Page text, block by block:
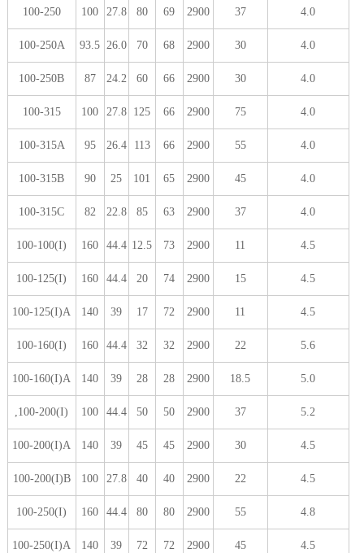
100-250 100 27.8 80 69 2900 37 4.0
100-250A 93.5 26.0 70 68 2900 30 4.0
100-250B 87 24.2 60 66 2900 30 4.0
100-315 100 27.8 125 66 2900 75 4.0
100-315A 95 26.4 113 66 2900 55 4.0
100-315B 90 25 101 65 2900 45 4.0
100-315C 82 22.8 85 63 2900 37 4.0
100-100(I) 160 44.4 12.5 73 2900 11 4.5
100-125(I) 160 44.4 20 74 2900 15 4.5
100-125(I)A 140 39 17 72 2900 11 4.5
100-160(I) 160 44.4 32 32 2900 22 5.6
100-160(I)A 140 39 28 28 2900 18.5 5.0
,100-200(I) 100 44.4 50 50 2900 37 5.2
100-200(I)A 140 39 45 45 2900 30 4.5
100-200(I)B 100 27.8 40 40 2900 22 4.5
100-250(I) 160 44.4 80 80 2900 55 4.8
100-250(I)A 140 39 72 72 2900 45 4.5